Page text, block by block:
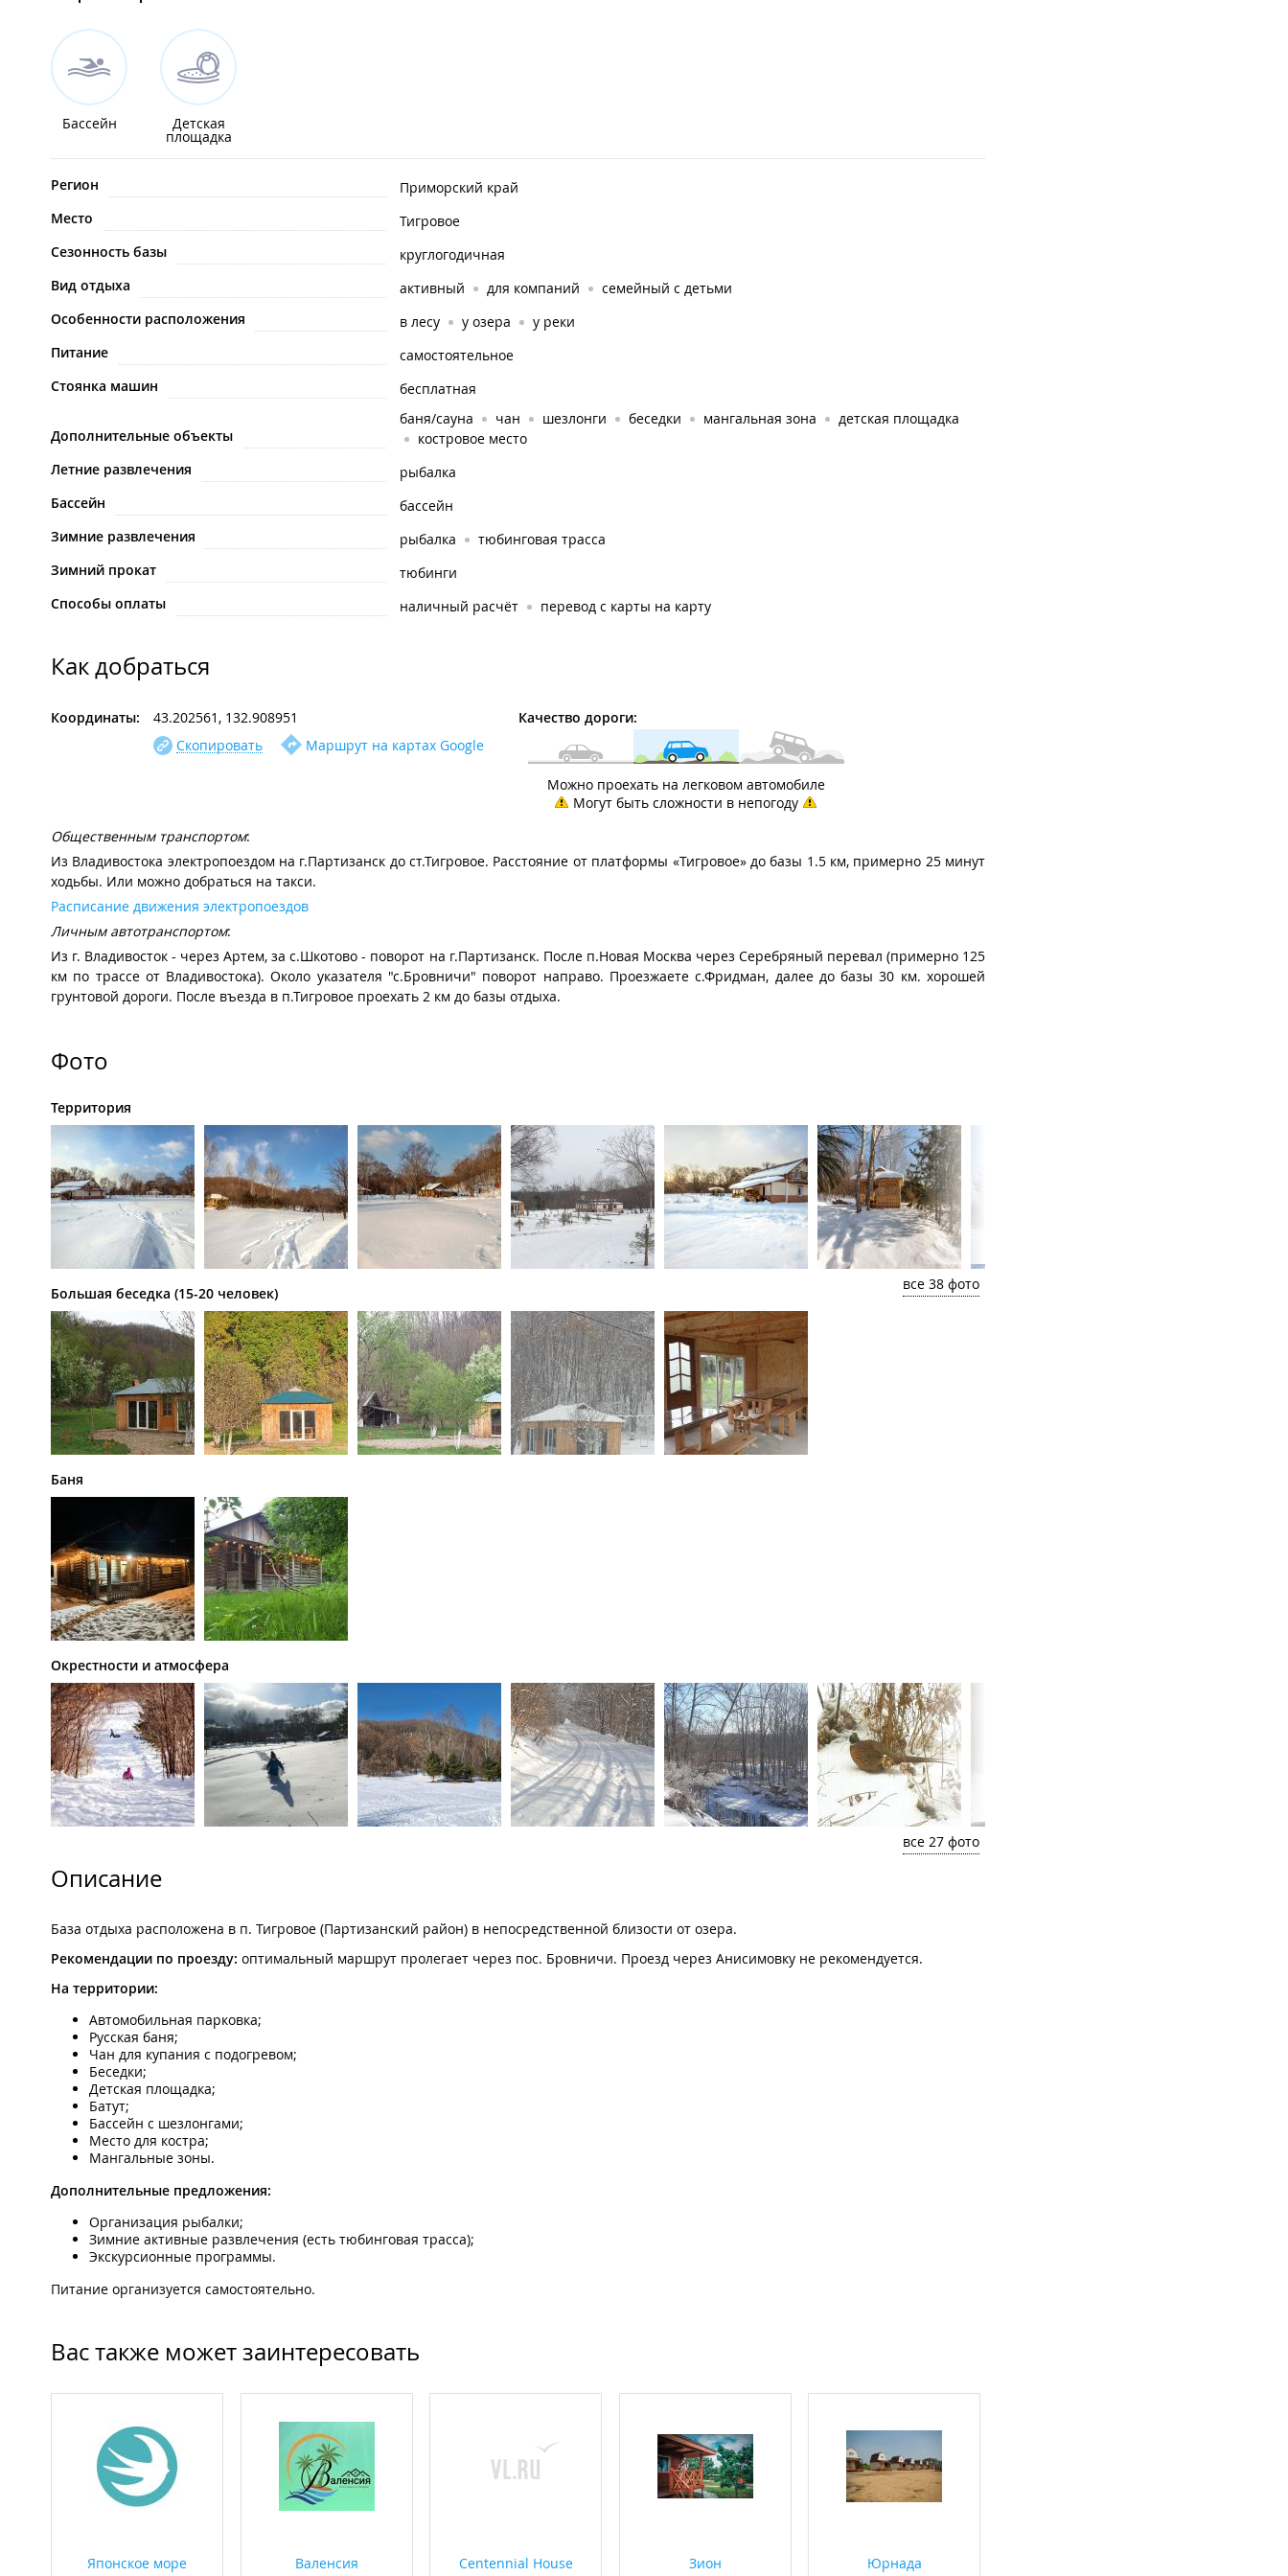
Бассейн Детская
площадка
Регион
Приморский край
Место
Тигровое
Сезонность базы
круглогодичная
Вид отдыха
активный для компаний
семейный с детьми
Особенности расположения
в лесу у озера
у реки
Питание
самостоятельное
Стоянка машин
бесплатная
Дополнительные объекты
баня/сауна чан шезлонги беседки мангальная зона
детская площадка
костровое место
Летние развлечения
рыбалка
Бассейн
бассейн
Зимние развлечения
рыбалка
тюбинговая трасса
Зимний прокат
тюбинги
Способы оплаты
наличный расчёт перевод с карты на карту
Как добраться
Координаты:
43.202561, 132.908951
Скопировать
Маршрут на картах Google
Качество дороги:
Можно проехать на легковом автомобиле
Могут быть сложности в непогоду
Общественным транспортом:
Из Владивостока электропоездом на г.Партизанск до ст.Тигровое. Расстояние от платформы «Тигровое» до базы 1.5 км, примерно 25 минут
ходьбы. Или можно добраться на такси.
Расписание движения электропоездов
Личным автотранспортом:
Из г. Владивосток - через Артем, за с.Шкотово - поворот на г.Партизанск. После п.Новая Москва через Серебряный перевал (примерно 125
км по трассе от Владивостока). Около указателя "с.Бровничи" поворот направо. Проезжаете с.Фридман, далее до базы 30 км. хорошей
грунтовой дороги. После въезда в п.Тигровое проехать 2 км до базы отдыха.
Фото
Территория
все 38 фото
Большая беседка (15-20 человек)
Баня
Окрестности и атмосфера
все 27 фото
Описание
База отдыха расположена в п. Тигровое (Партизанский район) в непосредственной близости от озера.
Рекомендации по проезду: оптимальный маршрут пролегает через пос. Бровничи. Проезд через Анисимовку не рекомендуется.
На территории:
Автомобильная парковка;
Русская баня;
Чан для купания с подогревом;
Беседки;
Детская площадка;
Батут;
Бассейн с шезлонгами;
Место для костра;
Мангальные зоны.
Дополнительные предложения:
Организация рыбалки;
Зимние активные развлечения (есть тюбинговая трасса);
Экскурсионные программы.
Питание организуется самостоятельно.
Вас также может заинтересовать
Японское море Валенсия Centennial House Зион Юрнада